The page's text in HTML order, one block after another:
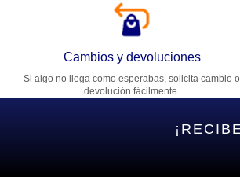
Cambios y devoluciones
Si algo no llega como esperabas, solicita cambio o
devolución fácilmente.